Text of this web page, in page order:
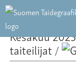
Kesäkuu
taiteilijat/